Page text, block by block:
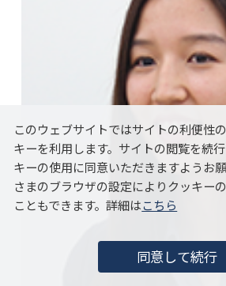
このウェブサイトではサイトの利便性
キーを利用します。サイトの閲覧を続
キーの使用に同意いただきますようお
さまのブラウザの設定によりクッキー
こともできます。詳細はこちら
同意して続行